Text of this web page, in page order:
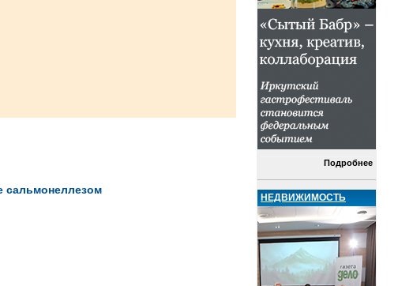
сальмонеллезом
Подробнее
НЕДВИЖИМОСТЬ